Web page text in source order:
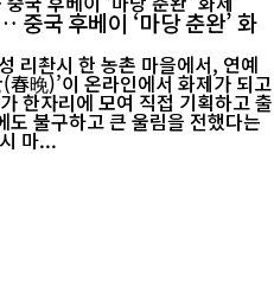
국 후베이 ‘마당 춘완’ 화
리촨시 한 농촌 마을에서, 연예
春晚)’이 온라인에서 화제가 되고
한자리에 모여 직접 기획하고 출
도 불구하고 큰 울림을 전했다는
시 마...